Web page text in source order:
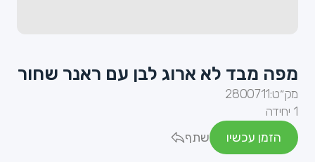
מפה מבד לא ארוג לבן עם ראנר שחור
מק״ט:2800711
1 יחידה
הזמן עכשיו
שתף